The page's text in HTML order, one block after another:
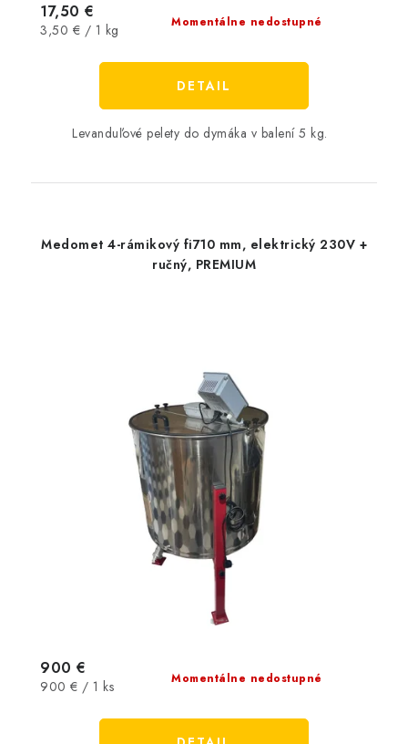
Momentálne nedostupné
17,50 €
Jednotková
3,50 € / 1 kg
DETAIL
Levanduľové pelety do dymáka v balení 5 kg.
Medomet 4-rámikový fi710 mm, elektrický 230V +
ručný, PREMIUM
Momentálne nedostupné
900 €
Jednotková
900 € / 1 ks